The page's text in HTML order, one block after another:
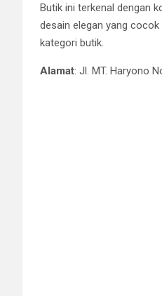
Butik ini terkenal dengan
desain elegan yang
kategori butik.
Alamat: Jl. MT. Haryono